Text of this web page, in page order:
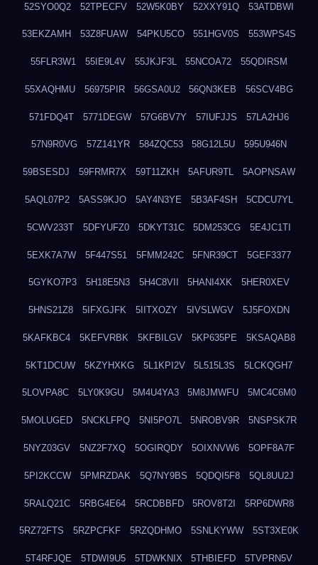
52SYO0Q2 52TPECFV 52W5K0BY 52XXY91Q 53ATDBWI
53EKZAMH 53Z8FUAW 54PKU5CO 551HGV0S 553WPS4S
55FLR3W1 55IE9L4V 55JKJF3L 55NCOA72 55QDIRSM
55XAQHMU 56975PIR 56GSA0U2 56QN3KEB 56SCV4BG
571FDQ4T 5771DEGW 57G6BV7Y 57IUFJJS 57LA2HJ6
57N9R0VG 57Z141YR 584ZQC53 58G12L5U 595U946N
59BSESDJ 59FRMR7X 59T11ZKH 5AFUR9TL 5AOPNSAW
5AQL07P2 5ASS9KJO 5AY4N3YE 5B3AF4SH 5CDCU7YL
5CWV233T 5DFYUFZ0 5DKYT31C 5DM253CG 5E4JC1TI
5EXK7A7W 5F447S51 5FMM242C 5FNR39CT 5GEF3377
5GYKO7P3 5H18E5N3 5H4C8VII 5HANI4XK 5HER0XEV
5HNS21Z8 5IFXGJFK 5IITXOZY 5IVSLWGV 5J5FOXDN
5KAFKBC4 5KEFVRBK 5KFBILGV 5KP635PE 5KSAQAB8
5KT1DCUW 5KZYHXKG 5L1KPI2V 5L515L3S 5LCKQGH7
5LOVPA8C 5LY0K9GU 5M4U4YA3 5M8JMWFU 5MC4C6M0
5MOLUGED 5NCKLFPQ 5NI5PO7L 5NROBV9R 5NSPSK7R
5NYZ03GV 5NZ2F7XQ 5OGIRQDY 5OIXNVW6 5OPF8A7F
5PI2KCCW 5PMRZDAK 5Q7NY9BS 5QDQI5F8 5QL8UU2J
5RALQ21C 5RBG4E64 5RCDBBFD 5ROV8T2I 5RP6DWR8
5RZ72FTS 5RZPCFKF 5RZQDHMO 5SNLKYWW 5ST3XE0K
5T4RFJQE 5TDWI9U5 5TDWKNIX 5THBIEFD 5TVPRN5V